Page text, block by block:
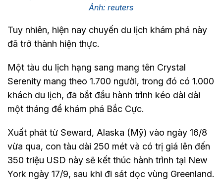
Ảnh: reuters
Tuy nhiên, hiện nay chuyến du lịch khám phá này
đã trở thành hiện thực.
Một tàu du lịch hạng sang mang tên Crystal
Serenity mang theo 1.700 người, trong đó có 1.000
khách du lịch, đã bắt đầu hành trình kéo dài dài
một tháng để khám phá Bắc Cực.
Xuất phát từ Seward, Alaska (Mỹ) vào ngày 16/8
vừa qua, con tàu dài 250 mét và có trị giá lên đến
350 triệu USD này sẽ kết thúc hành trình tại New
York ngày 17/9, sau khi đi sát dọc vùng Greenland.